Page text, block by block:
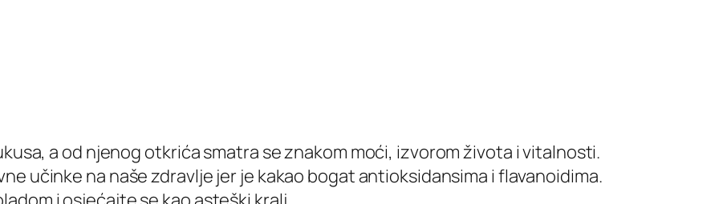
a od njenog otkrića smatra se znakom moći, izvorom života i vitalnosti.
učinke na naše zdravlje jer je kakao bogat antioksidansima i flavanoidima.